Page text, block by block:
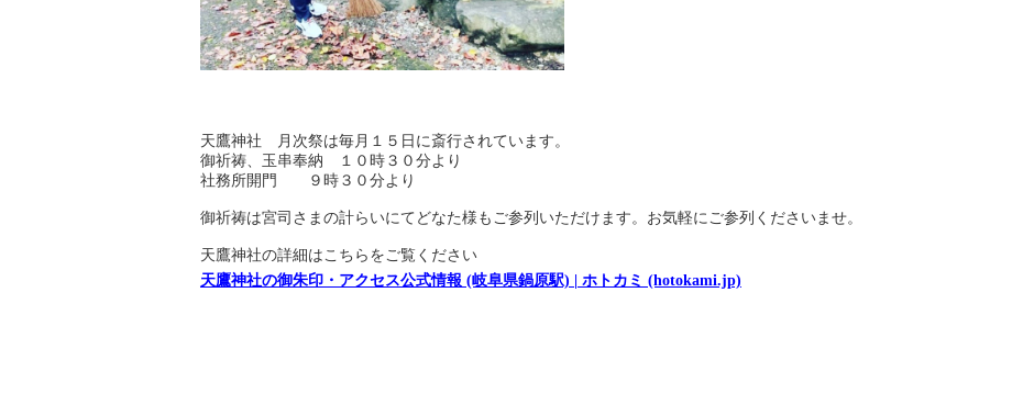
天鷹神社 月次祭は毎月１５日に斎行されています。
御祈祷、玉串奉納 １０時３０分より
社務所開門 ９時３０分より
御祈祷は宮司さまの計らいにてどなた様もご参列いただけます。お気軽にご参列くださいませ。
天鷹神社の詳細はこちらをご覧ください
天鷹神社の御朱印・アクセス公式情報 (岐阜県鍋原駅) | ホトカミ (hotokami.jp)